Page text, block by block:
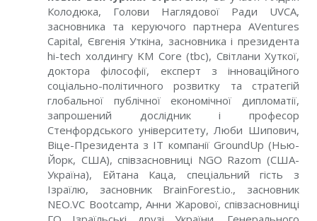
Колодюка, Голови Наглядової Ради UVCA,
засновника та керуючого партнера AVentures
Capital, Євгенія Уткіна, засновника і президента
hi-tech холдингу KM Core (tbc), Світлани Хуткої,
докторa філософії, експерт з інноваційного
соціально-політичного розвитку та стратегій
глобальної публічної економічної дипломатії,
запрошений дослідник і професор
Стенфордського університету,Люби Шипович,
Віце-Президента з ІТ компанії GroundUp (Нью-
Йорк, США), співзасновниці NGO Razom (США-
Україна), Ейтанa Кацa, спеціальний гість з
Ізраїлю, засновник BrainForest.io., засновник
NEO.VC Bootcamp, Анни Жарової, співзасновниці